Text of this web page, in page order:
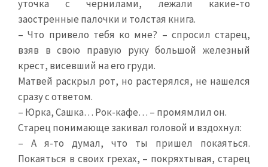
уточка с чернилами, лежали какие-то
заостренные палочки и толстая книга.
– Что привело тебя ко мне? – спросил старец,
взяв в свою правую руку большой железный
крест, висевший на его груди.
Матвей раскрыл рот, но растерялся, не нашелся
сразу с ответом.
– Юрка, Сашка… Рок-кафе… – промямлил он.
Старец понимающе закивал головой и вздохнул:
– А я-то думал, что ты пришел покаяться.
Покаяться в своих грехах, – покряхтывая, старец